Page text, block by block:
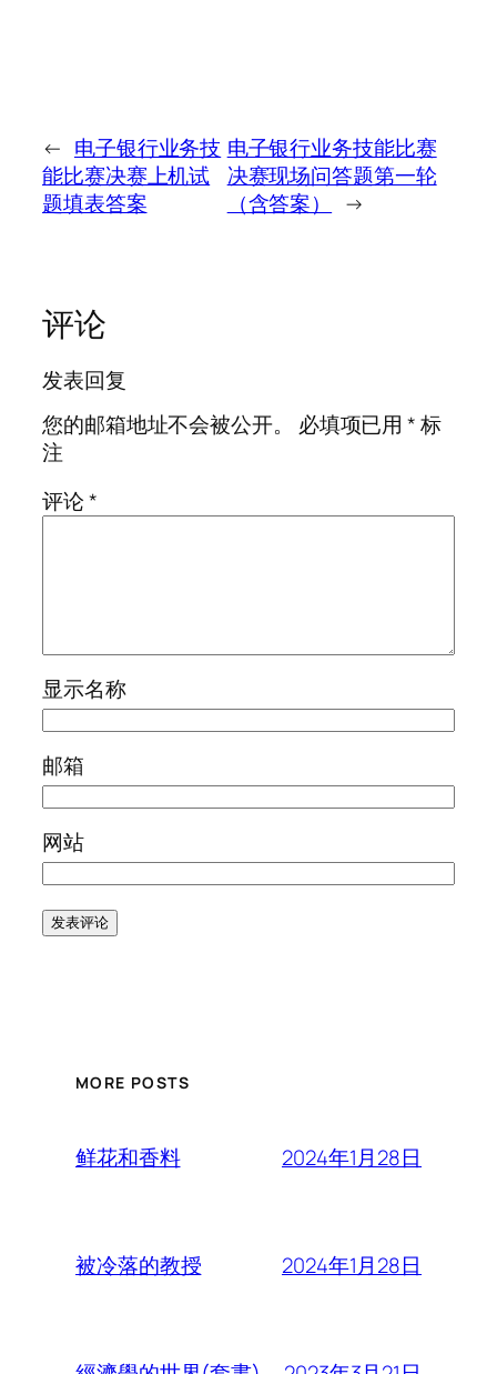
← 电子银行业务技
能比赛决赛上机试
题填表答案
电子银行业务技能比赛
决赛现场问答题第一轮
（含答案）
→
评论
发表回复
您的邮箱地址不会被公开。
必填项已用*标
注
评论*
显示名称
邮箱
网站
MORE POSTS
鲜花和香料 2024年1月28日
被冷落的教授 2024年1月28日